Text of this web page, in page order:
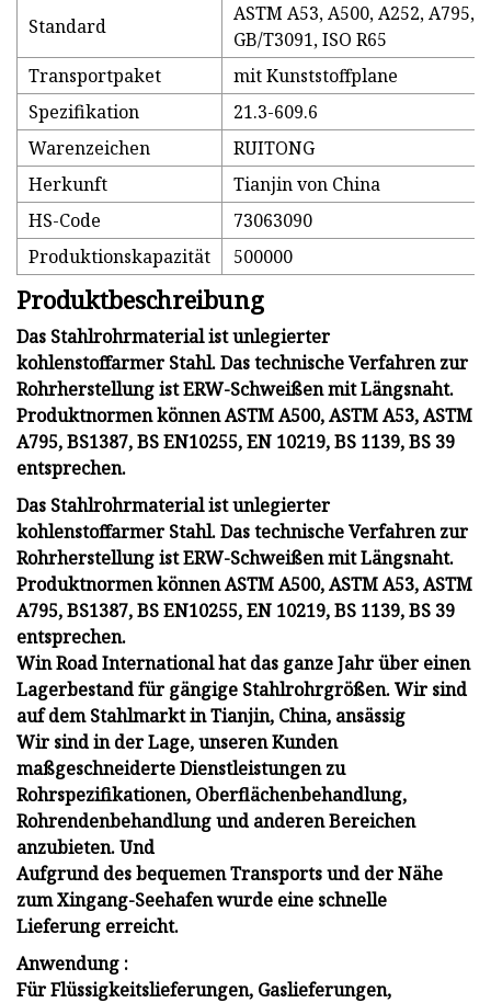
Standard
ASTM A53, A500, A252, A795,
GB/T3091, ISO R65
Transportpaket
mit Kunststoffplane
Spezifikation
21.3-609.6
Warenzeichen
RUITONG
Herkunft
Tianjin von China
HS-Code
73063090
Produktionskapazität
500000
Produktbeschreibung
Das Stahlrohrmaterial ist unlegierter
kohlenstoffarmer Stahl. Das technische Verfahren zur
Rohrherstellung ist ERW-Schweißen mit Längsnaht.
Produktnormen können ASTM A500, ASTM A53, ASTM
A795, BS1387, BS EN10255, EN 10219, BS 1139, BS 39
entsprechen.
Das Stahlrohrmaterial ist unlegierter
kohlenstoffarmer Stahl. Das technische Verfahren zur
Rohrherstellung ist ERW-Schweißen mit Längsnaht.
Produktnormen können ASTM A500, ASTM A53, ASTM
A795, BS1387, BS EN10255, EN 10219, BS 1139, BS 39
entsprechen.
Win Road International hat das ganze Jahr über einen
Lagerbestand für gängige Stahlrohrgrößen. Wir sind
auf dem Stahlmarkt in Tianjin, China, ansässig
Wir sind in der Lage, unseren Kunden
maßgeschneiderte Dienstleistungen zu
Rohrspezifikationen, Oberflächenbehandlung,
Rohrendenbehandlung und anderen Bereichen
anzubieten. Und
Aufgrund des bequemen Transports und der Nähe
zum Xingang-Seehafen wurde eine schnelle
Lieferung erreicht.
Anwendung :
Für Flüssigkeitslieferungen, Gaslieferungen,